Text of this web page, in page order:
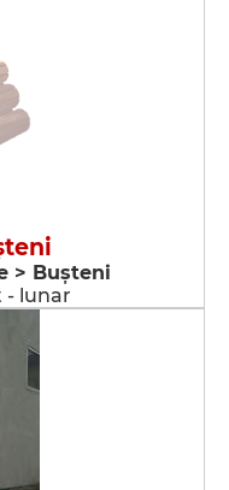
> Buşteni
- lunar